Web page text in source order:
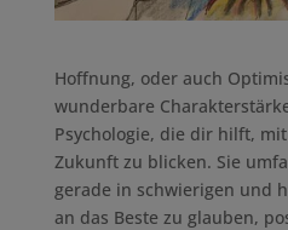
Hoffnung, oder auch
wunderbare
Psychologie, die dir hilft,
Zukunft zu blicken. Sie
gerade in schwierigen und
an das Beste zu glauben,